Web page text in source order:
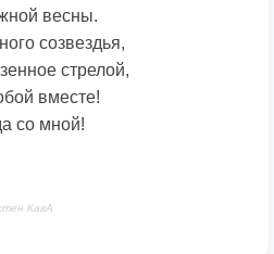
весны.
созвездья,
стрелой,
вместе!
со мной!
КавА